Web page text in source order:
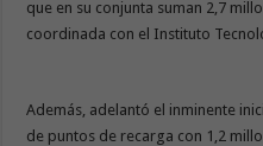
que en su conjunta suman 2,7
coordinada con el Instituto
Además, adelantó el inminente
de puntos de recarga con 1,2